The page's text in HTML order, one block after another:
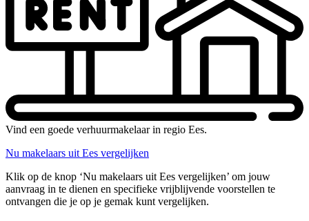
Vind een goede verhuurmakelaar in regio Ees.
Nu makelaars uit Ees vergelijken
Klik op de knop ‘Nu makelaars uit Ees vergelijken’ om jouw
aanvraag in te dienen en specifieke vrijblijvende voorstellen te
ontvangen die je op je gemak kunt vergelijken.